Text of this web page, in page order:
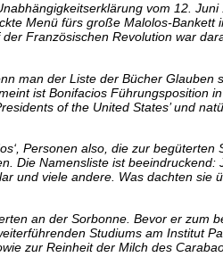
vom 12.
Menü fürs große Malolos-Bankett
Französischen Revolution war
man der Liste der Bücher Glauben
ist Bonifacios Führungsposition
of the United States’ und
Personen also, die zur begüterten
Die Namensliste ist beeindruckend:
und viele andere. Was dachten sie
an der Sorbonne. Bevor er zum
Studiums am Institut
zur Reinheit der Milch des